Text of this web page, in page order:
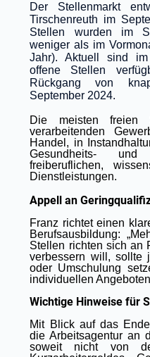
Der Stellenmarkt
Tirschenreuth im
Stellen wurden im
weniger als im
Jahr). Aktuell sind im
offene Stellen
Rückgang von
September 2024.
Die meisten
verarbeitenden
Handel, in
Gesundheits-
freiberuflichen,
Dienstleistungen.
Appell an
Franz richtet einen
Berufsausbildung:
Stellen richten sich an
verbessern will, sollte
oder Umschulung
individuellen
Wichtige Hinweise für
Mit Blick auf das
die Arbeitsagentur an
soweit nicht von